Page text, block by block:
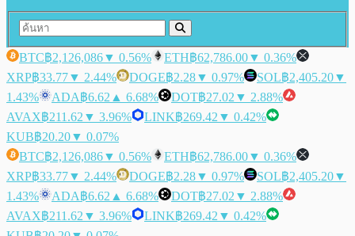
BTC฿2,126,086▼ 0.56% ETH฿62,786.00▼ 0.36%
XRP฿33.77▼ 2.44% DOGE฿2.28▼ 0.97% SOL฿2,405.20▼
1.43%
ADA฿6.62 ▲ 6.68% DOT฿27.02 ▼ 2.88%
AVAX฿211.62 ▼ 3.96% LINK฿269.42 ▼ 0.42%
KUB฿20.20▼ 0.07%
BTC฿2,126,086▼ 0.56% ETH฿62,786.00▼ 0.36%
XRP฿33.77▼ 2.44% DOGE฿2.28▼ 0.97% SOL฿2,405.20▼
1.43%
ADA฿6.62 ▲ 6.68% DOT฿27.02 ▼ 2.88%
AVAX฿211.62 ▼ 3.96% LINK฿269.42 ▼ 0.42%